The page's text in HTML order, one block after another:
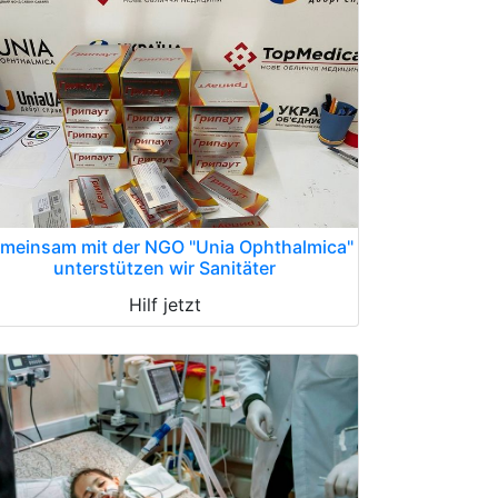
mit der NGO "Unia Ophthalmica"
unterstützen wir Sanitäter
Hilf jetzt